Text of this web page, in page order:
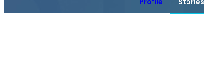
Profile Stories